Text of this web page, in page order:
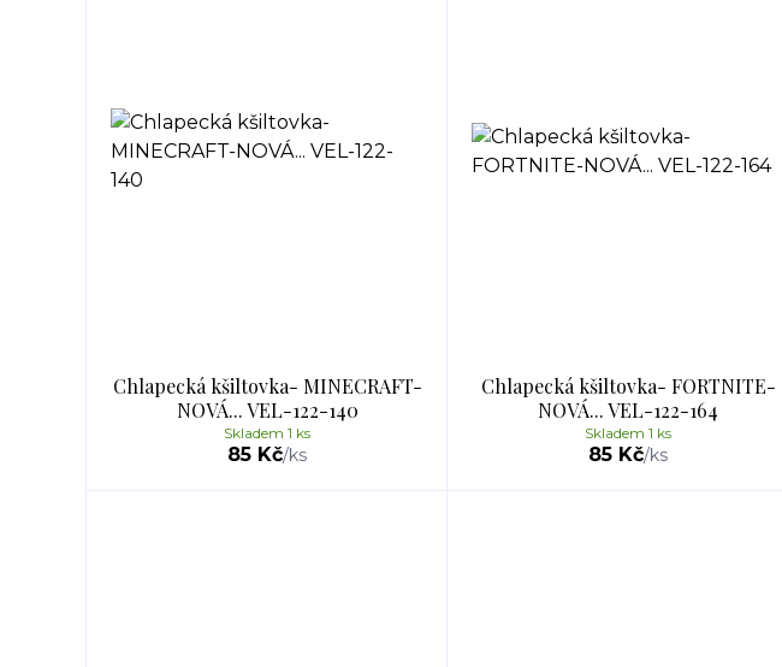
Chlapecká kšiltovka- MINECRAFT-
NOVÁ... VEL-122-140
85 Kč/ks
Skladem 1 ks
Chlapecká kšiltovka- FORTNITE-
NOVÁ... VEL-122-164
85 Kč/ks
Skladem 1 ks